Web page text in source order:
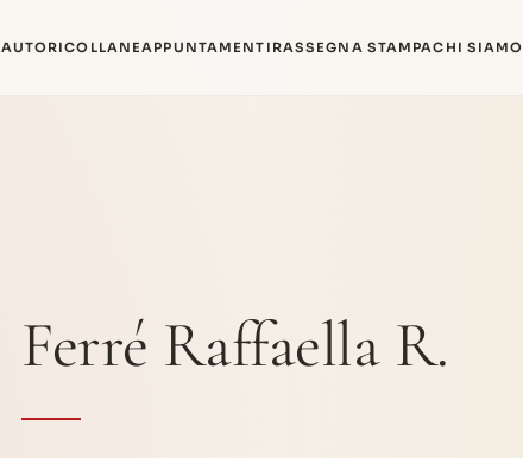
AUTORICOLLANEAPPUNTAMENTI RASSEGNA STAMPACHI SIAMO
Ferré Raffaella R.